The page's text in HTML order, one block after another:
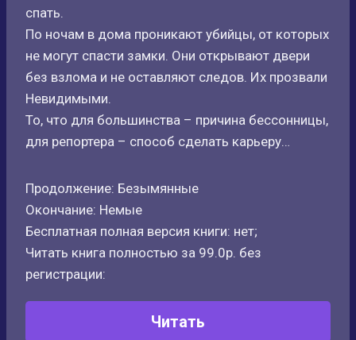
спать.
По ночам в дома проникают убийцы, от которых
не могут спасти замки. Они открывают двери
без взлома и не оставляют следов. Их прозвали
Невидимыми.
То, что для большинства – причина бессонницы,
для репортера – способ сделать карьеру…
Продолжение: Безымянные
Окончание: Немые
Бесплатная полная версия книги: нет;
Читать книга полностью за 99.0р. без
регистрации:
Читать